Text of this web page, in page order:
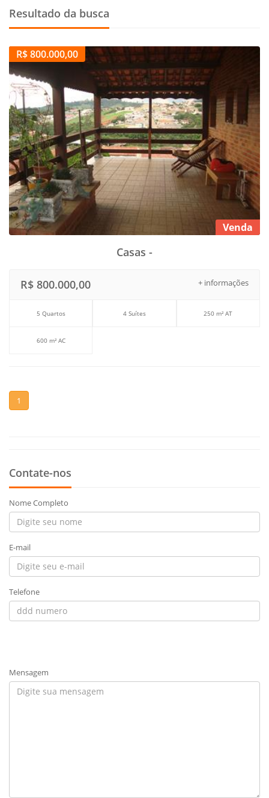
Resultado da busca
R$ 800.000,00
Venda
Casas -
+ informações
R$ 800.000,00
5 Quartos 4 Suítes 250 m² AT
600 m² AC
1
Contate-nos
Nome Completo
E-mail
Telefone
Mensagem